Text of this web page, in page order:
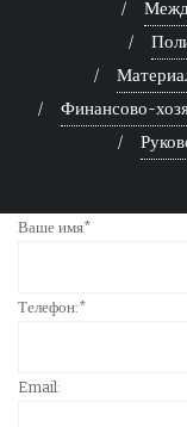
Финансово-
Ваше имя*
Телефон:*
Email: